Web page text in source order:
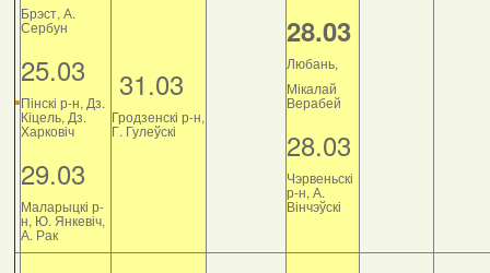
Брэст, А.
Сербун
25.03
Пінскі р-н, Дз.
Кіцель, Дз.
Харковіч
29.03
Маларыцкі р-
н, Ю. Янкевіч,
А. Рак
31.03
Гродзенскі р-н,
Г. Гулеўскі
28.03
Любань,
Мікалай
Верабей
28.03
Чэрвеньскі
р-н, А.
Вінчэўскі